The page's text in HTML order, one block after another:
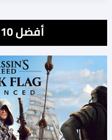
أفضل 10 مقالات